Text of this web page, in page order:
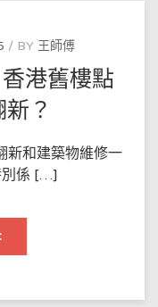
BY 王師傅
港舊樓點
？
新和建築物維修一
別係 […]
防
工
例